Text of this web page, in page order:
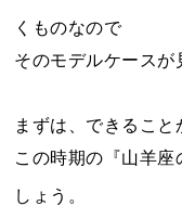
くものなので
そのモデルケースが
まずは、できるこ
この時期の『山羊
しょう。